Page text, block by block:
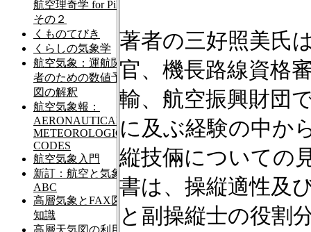
著者の三好照美氏
官、機長路線資格
輸、航空振興財団
に及ぶ経験の中か
縦技倆についての
書は、操縦適性及
と副操縦士の役割